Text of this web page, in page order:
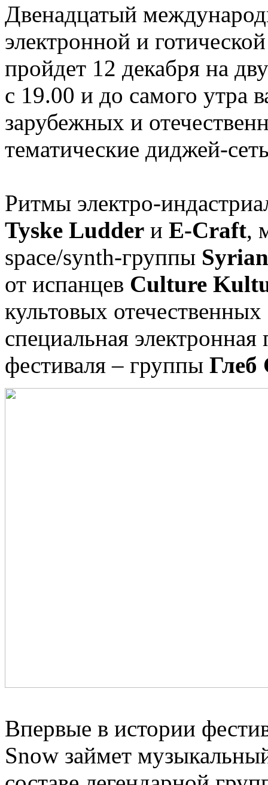
Двенадцатый
электронной и
пройдет 12 декабря на
с 19.00 и до самого утра
зарубежных и
тематические диджей-
Ритмы электро-
Tyske Ludder и E-Craft,
space/synth-группы Syrian
от испанцев Culture
культовых
специальная
фестиваля – группы
Впервые в истории
Snow займет